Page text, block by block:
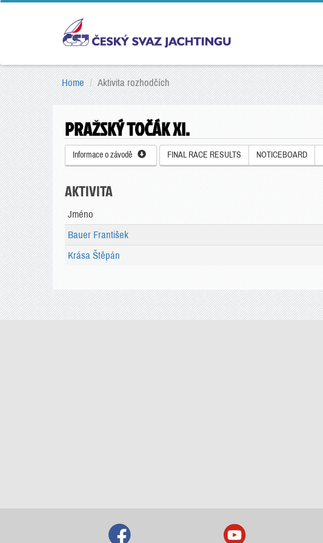
Home Aktivita rozhodčích
PRAŽSKÝ TOČÁK XI.
Informace o závodě FINAL RACE RESULTS NOTICEBOARD
AKTIVITA
Jméno
Bauer František
Krása Štěpán